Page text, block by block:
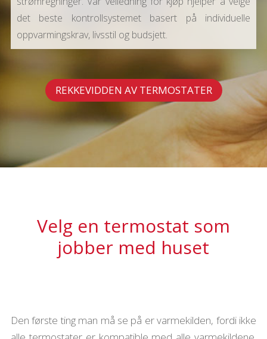
det beste kontrollsystemet basert på individuelle
oppvarmingskrav, livsstil og budsjett.
REKKEVIDDEN AV TERMOSTATER
Velg en termostat som
jobber med huset
Den første ting man må se på er varmekilden, fordi ikke